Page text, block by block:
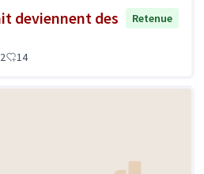
deviennent des
Retenue
2 14